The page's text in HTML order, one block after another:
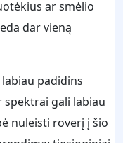
ar smėlio
dar vieną
padidins
gali labiau
nuleisti roverį į šio